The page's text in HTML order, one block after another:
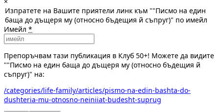
Изпратете на Вашите приятели линк към ""Писмо на един
баща до дъщеря му (относно бъдещия й съпруг)" по имейл
Имейл *
Препоръчвам тази публикация в Клуб 50+! Можете да видите
""Писмо на един баща до дъщеря му (относно бъдещия й
съпруг)" на:
/categories/life-family/articles/pismo-na-edin-bashta-do-
dushteria-mu-otnosno-neiniiat-budesht-suprug